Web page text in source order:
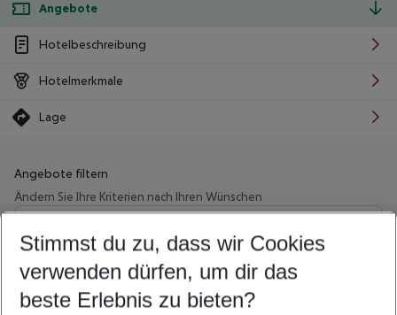
Angebote
Hotelbeschreibung
Hotelmerkmale
Lage
Angebote filtern
Ändern Sie Ihre Kriterien nach Ihren Wünschen
Wähle deinen Abflughafen
Beliebiger Abflughafen
Wähle deinen Reisezeitraum
5-8 Nächte
Stimmst du zu, dass wir Cookies
verwenden dürfen, um dir das
beste Erlebnis zu bieten?